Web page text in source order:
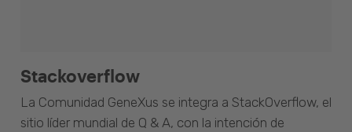
Stackoverflow
La Comunidad GeneXus se integra a StackOverflow, el
sitio líder mundial de Q & A, con la intención de